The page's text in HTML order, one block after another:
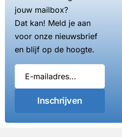
jouw mailbox?
Dat kan! Meld je aan
voor onze nieuwsbrief
en blijf op de hoogte.
Inschrijven